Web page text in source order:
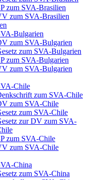
zum SVA-Brasilien
zum SVA-Brasilien
Bulgarien
zum SVA-Bulgarien
zum SVA-Bulgarien
zum SVA-Bulgarien
zum SVA-Bulgarien
Chile
zum SVA-Chile
zum SVA-Chile
zum SVA-Chile
zur DV zum SVA-
zum SVA-Chile
zum SVA-Chile
China
zum SVA-China